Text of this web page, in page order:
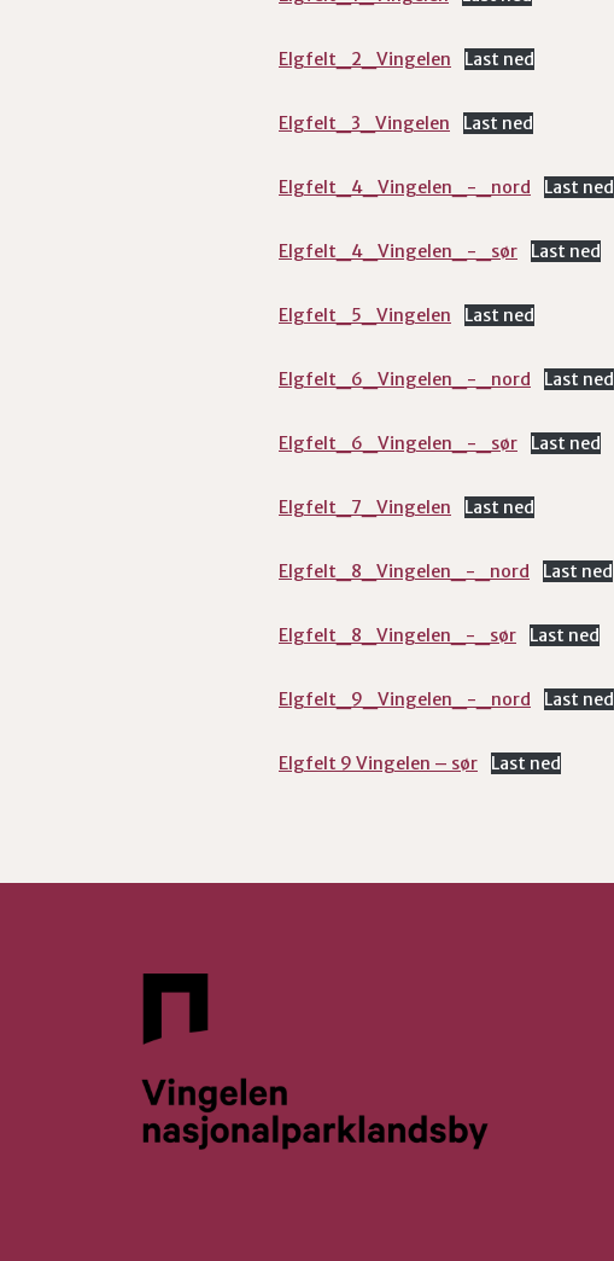
Elgfelt_2_Vingelen Last ned
Elgfelt_3_Vingelen Last ned
Elgfelt_4_Vingelen_-_nord Last ned
Elgfelt_4_Vingelen_-_sør Last ned
Elgfelt_5_Vingelen Last ned
Elgfelt_6_Vingelen_-_nord Last ned
Elgfelt_6_Vingelen_-_sør Last ned
Elgfelt_7_Vingelen Last ned
Elgfelt_8_Vingelen_-_nord Last ned
Elgfelt_8_Vingelen_-_sør Last ned
Elgfelt_9_Vingelen_-_nord Last ned
Elgfelt 9 Vingelen – sør Last ned